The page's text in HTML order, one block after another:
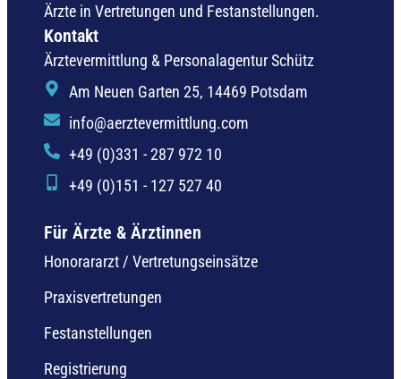
Ärzte in Vertretungen und Festanstellungen.
Für Ärzte & Ärztinnen
Honorararzt / Vertretungseinsätze
Praxisvertretungen
Festanstellungen
Registrierung
Kontakt
Ärztevermittlung & Personalagentur Schütz
Am Neuen Garten 25, 14469 Potsdam
info@aerztevermittlung.com
+49 (0)331 - 287 972 10
+49 (0)151 - 127 527 40